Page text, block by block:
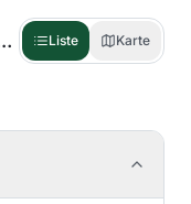
20)
Liste Karte